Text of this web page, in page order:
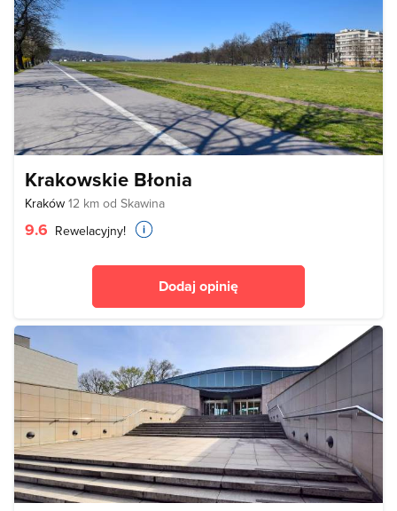
Krakowskie Błonia
Kraków 12 km od Skawina
9.6 Rewelacyjny!
Dodaj opinię